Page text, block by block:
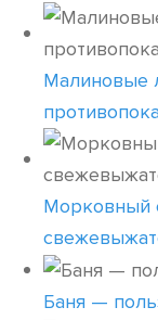
Малиновые
Морковный
Баня —